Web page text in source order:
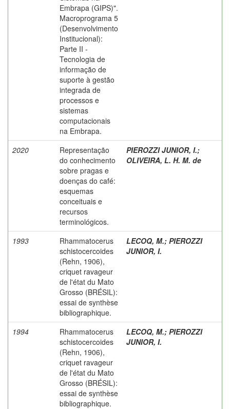
Embrapa (GIPS)".
Macroprograma 5
(Desenvolvimento
Institucional):
Parte II -
Tecnologia de
informação de
suporte à gestão
integrada de
processos e
sistemas
computacionais
na Embrapa.
2020
Representação
do conhecimento
sobre pragas e
doenças do café:
esquemas
conceituais e
recursos
terminológicos.
PIEROZZI JUNIOR, I.;
OLIVEIRA, L. H. M. de
1993
Rhammatocerus
schistocercoides
(Rehn, 1906),
criquet ravageur
de l'état du Mato
Grosso (BRÉSIL):
essai de synthèse
bibliographique.
LECOQ, M.; PIEROZZI
JUNIOR, I.
1994
Rhammatocerus
schistocercoides
(Rehn, 1906),
criquet ravageur
de l'état du Mato
Grosso (BRÉSIL):
essai de synthèse
bibliographique.
LECOQ, M.; PIEROZZI
JUNIOR, I.